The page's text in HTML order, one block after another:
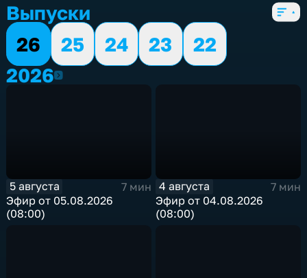
Выпуски
26
25 24 23
22
20262026
5 августа
7 мин
Эфир от 05.08.2026
(08:00)
4 августа
7 мин
Эфир от 04.08.2026
(08:00)